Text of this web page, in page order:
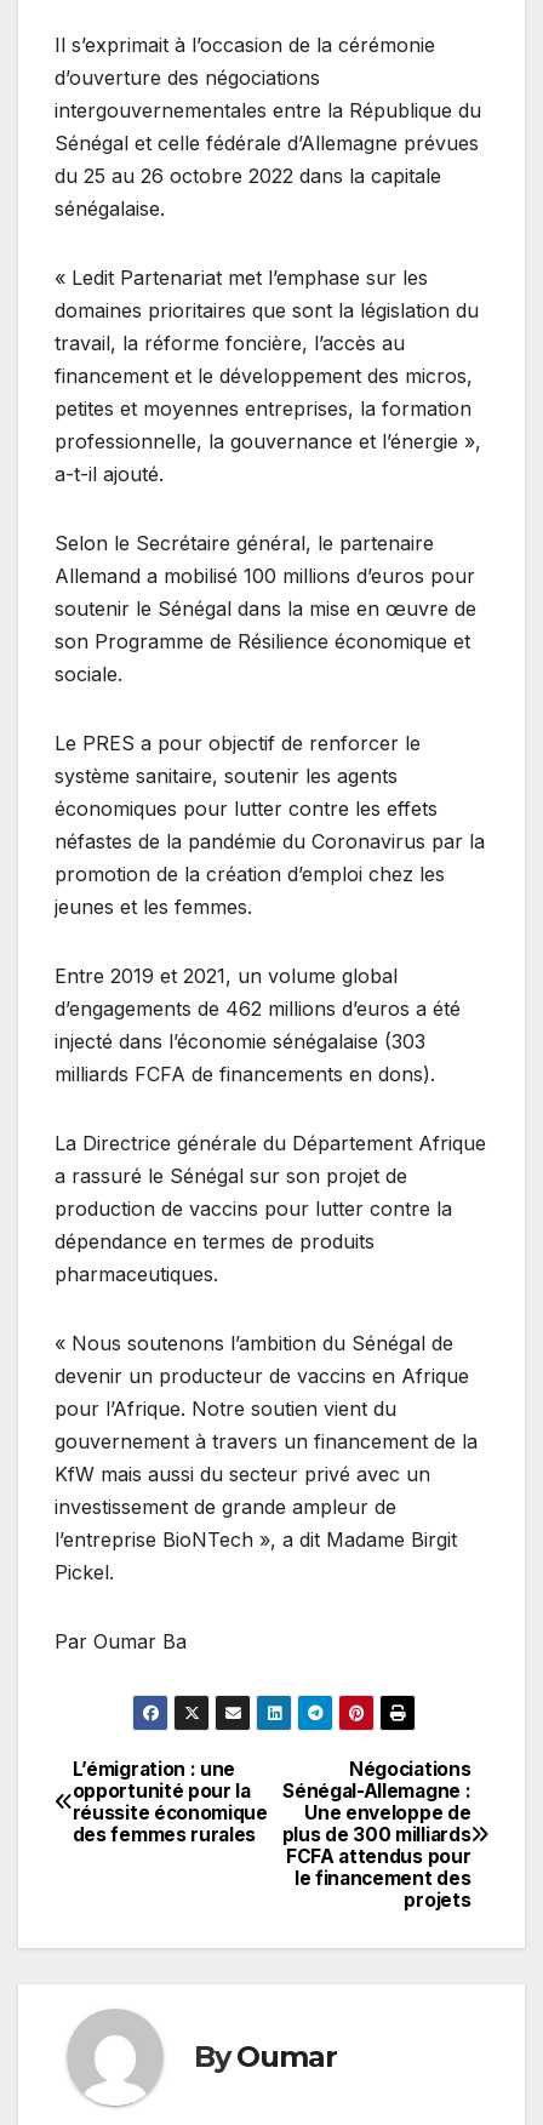
Il s’exprimait à l’occasion de la cérémonie
d’ouverture des négociations
intergouvernementales entre la République du
Sénégal et celle fédérale d’Allemagne prévues
du 25 au 26 octobre 2022 dans la capitale
sénégalaise.
« Ledit Partenariat met l’emphase sur les
domaines prioritaires que sont la législation du
travail, la réforme foncière, l’accès au
financement et le développement des micros,
petites et moyennes entreprises, la formation
professionnelle, la gouvernance et l’énergie »,
a-t-il ajouté.
Selon le Secrétaire général, le partenaire
Allemand a mobilisé 100 millions d’euros pour
soutenir le Sénégal dans la mise en œuvre de
son Programme de Résilience économique et
sociale.
Le PRES a pour objectif de renforcer le
système sanitaire, soutenir les agents
économiques pour lutter contre les effets
néfastes de la pandémie du Coronavirus par la
promotion de la création d’emploi chez les
jeunes et les femmes.
Entre 2019 et 2021, un volume global
d’engagements de 462 millions d’euros a été
injecté dans l’économie sénégalaise (303
milliards FCFA de financements en dons).
La Directrice générale du Département Afrique
a rassuré le Sénégal sur son projet de
production de vaccins pour lutter contre la
dépendance en termes de produits
pharmaceutiques.
« Nous soutenons l’ambition du Sénégal de
devenir un producteur de vaccins en Afrique
pour l’Afrique. Notre soutien vient du
gouvernement à travers un financement de la
KfW mais aussi du secteur privé avec un
investissement de grande ampleur de
l’entreprise BioNTech », a dit Madame Birgit
Pickel.
Par Oumar Ba
Navigation
de
Négociations
Sénégal-Allemagne :
Une enveloppe de
plus de 300 milliards
FCFA attendus pour
le financement des
projets
L’émigration : une
opportunité pour la
réussite économique
des femmes rurales
ByOumar